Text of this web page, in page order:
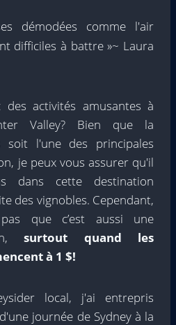
démodées comme l'air
difficiles à battre »~ Laura
des activités amusantes à
Valley? Bien que la
soit l'une des principales
je peux vous assurer qu'il
dans cette destination
des vignobles. Cependant,
que c’est aussi une
surtout quand les
à 1 $!
local, j'ai entrepris
journée de Sydney à la